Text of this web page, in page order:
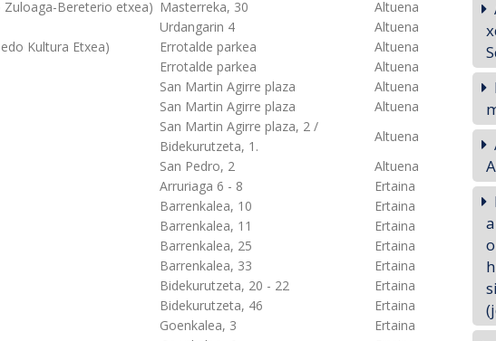
Bereterio etxea) Masterreka, 30
Altuena
Urdangarin 4
Altuena
Kultura Etxea)
Errotalde parkea
Altuena
Errotalde parkea
Altuena
San Martin Agirre plaza
Altuena
San Martin Agirre plaza
Altuena
San Martin Agirre plaza, 2 /
Bidekurutzeta, 1.
Altuena
San Pedro, 2
Altuena
Arruriaga 6 - 8
Ertaina
Barrenkalea, 10
Ertaina
Barrenkalea, 11
Ertaina
Barrenkalea, 25
Ertaina
Barrenkalea, 33
Ertaina
Bidekurutzeta, 20 - 22
Ertaina
Bidekurutzeta, 46
Ertaina
Goenkalea, 3
Ertaina